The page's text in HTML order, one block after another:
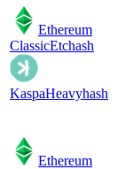
Ethereum
ClassicEtchash
KaspaHeavyhash
Ethereum